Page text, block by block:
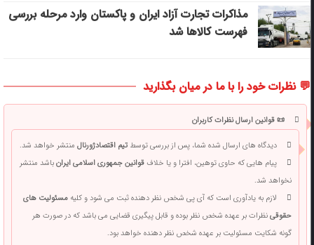
مذاکرات تجارت آزاد ایران و پاکستان وارد مرحله بررسی
فهرست کالاها شد
💬 نظرات خود را با ما در میان بگذارید
📜 قوانین ارسال نظرات کاربران
دیدگاه های ارسال شده شما، پس از بررسی توسطتیم اقتصادژورنالمنتشر خواهد شد.
پیام هایی که حاوی توهین، افترا و یا خلافقوانین جمهوری اسلامی ایرانباشد منتشر
نخواهد شد.
لازم به یادآوری است که آی پی شخص نظر دهنده ثبت می شود و کلیهمسئولیت های
حقوقینظرات بر عهده شخص نظر بوده و قابل پیگیری قضایی می باشد که در صورت هر
گونه شکایت مسئولیت بر عهده شخص نظر دهنده خواهد بود.